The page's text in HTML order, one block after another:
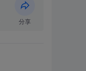
分享